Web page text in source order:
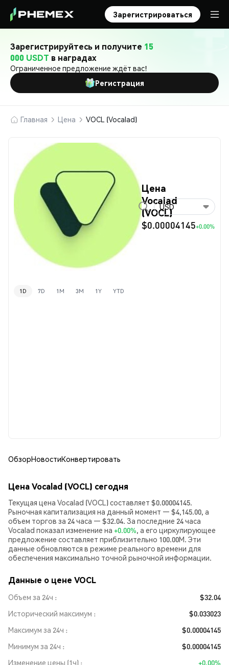
Зарегистрироваться
Зарегистрируйтесь и получите 15
000 USDT в наградах
Ограниченное предложение ждёт вас!
Регистрация
Главная Цена VOCL (Vocalad)
Цена
Vocalad
(VOCL)
$0.00004145+0.00%
USD
1D 7D 1M 3M 1Y YTD
ОбзорНовостиКонвертировать
Цена Vocalad (VOCL) сегодня
Текущая цена Vocalad (VOCL) составляет $0.00004145.
Рыночная капитализация на данный момент — $4,145.00, а
объем торгов за 24 часа — $32.04. За последние 24 часа
Vocalad показал изменение на +0.00%, а его циркулирующее
предложение составляет приблизительно 100.00M. Эти
данные обновляются в режиме реального времени для
обеспечения максимально точной рыночной информации.
Данные о цене VOCL
Объем за 24ч
$32.04
Исторический максимум
$0.033023
Максимум за 24ч
$0.00004145
Минимум за 24ч
$0.00004145
Изменение цены (1ч)
+0.00%